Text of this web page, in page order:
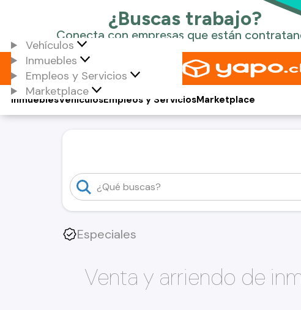
Vehículos
Inmuebles
Empleos y Servicios
Marketplace
Vehículos
Inmuebles Empleos y ServiciosMarketplace
Especiales
Venta y arriendo de